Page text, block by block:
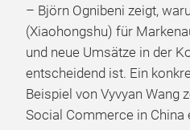
– Björn Ognibeni zeigt,
(Xiaohongshu) für
und neue Umsätze in der
entscheidend ist. Ein
Beispiel von Vyvyan Wang
Social Commerce in China